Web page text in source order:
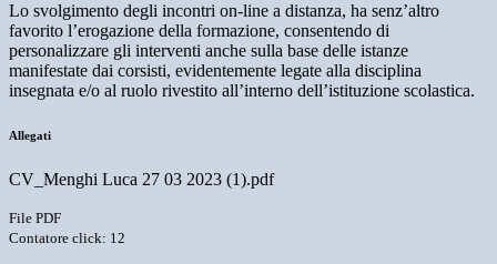
Lo svolgimento degli incontri on-line a distanza, ha senz’altro
favorito l’erogazione della formazione, consentendo di
personalizzare gli interventi anche sulla base delle istanze
manifestate dai corsisti, evidentemente legate alla disciplina
insegnata e/o al ruolo rivestito all’interno dell’istituzione scolastica.
Allegati
CV_Menghi Luca 27 03 2023 (1).pdf
File PDF
Contatore click: 12